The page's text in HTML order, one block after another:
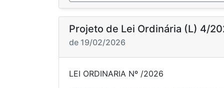
Projeto de Lei Ordinária (L) 4/
de 19/02/2026
LEI ORDINARIA Nº /2026